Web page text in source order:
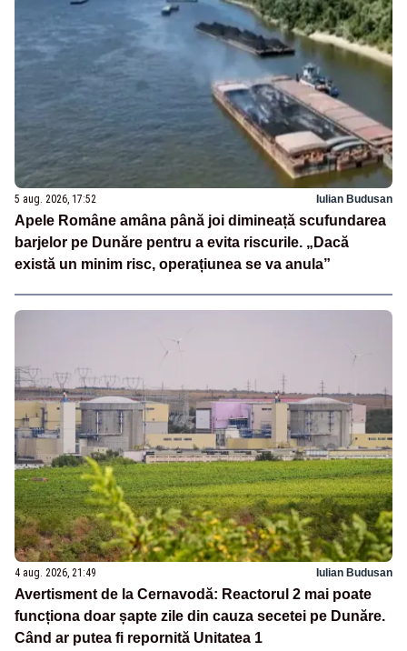
5 aug. 2026, 17:52 Iulian Budusan
Apele Române amâna până joi dimineață scufundarea
barjelor pe Dunăre pentru a evita riscurile. „Dacă
există un minim risc, operațiunea se va anula”
4 aug. 2026, 21:49 Iulian Budusan
Avertisment de la Cernavodă: Reactorul 2 mai poate
funcționa doar șapte zile din cauza secetei pe Dunăre.
Când ar putea fi repornită Unitatea 1